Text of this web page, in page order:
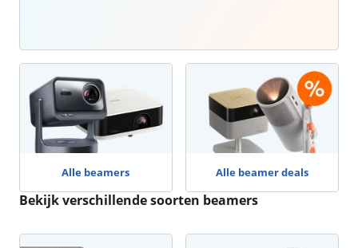
Alle beamers Alle beamer deals
Bekijk verschillende soorten beamers